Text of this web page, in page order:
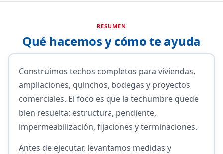
RESUMEN
Qué hacemos y cómo te ayuda
Construimos techos completos para viviendas,
ampliaciones, quinchos, bodegas y proyectos
comerciales. El foco es que la techumbre quede
bien resuelta: estructura, pendiente,
impermeabilización, fijaciones y terminaciones.
Antes de ejecutar, levantamos medidas y